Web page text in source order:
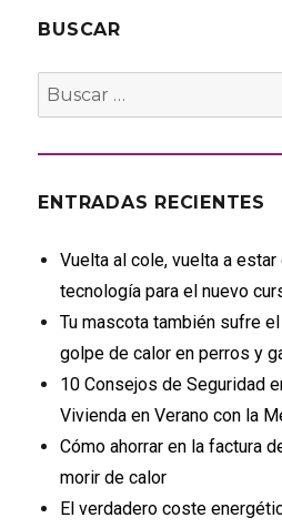
BUSCAR
Buscar
por:
ENTRADAS RECIENTES
Vuelta al cole, vuelta a
tecnología para el nuevo
Tu mascota también sufre
golpe de calor en perros y
10 Consejos de Seguridad
Vivienda en Verano con la
Cómo ahorrar en la factura
morir de calor
El verdadero coste